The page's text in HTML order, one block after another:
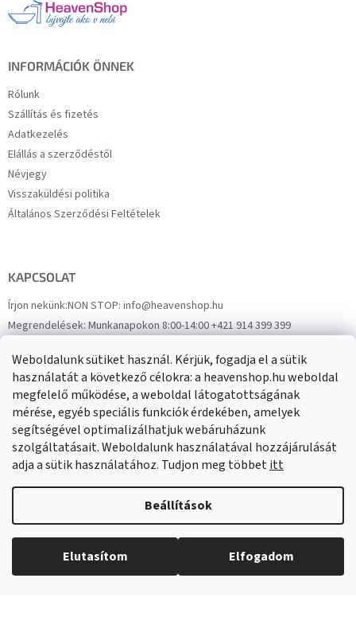
Weboldalunk sütiket használ. Kérjük, fogadja el a sütik
használatát a következő célokra: a heavenshop.hu weboldal
megfelelő működése, a weboldal látogatottságának
mérése, egyéb speciális funkciók érdekében, amelyek
segítségével optimalizálhatjuk webáruházunk
szolgáltatásait. Weboldalunk használatával hozzájárulását
adja a sütik használatához. Tudjon meg többetitt
Beállítások
Elutasítom Elfogadom
INFORMÁCIÓK ÖNNEK
Rólunk
Szállítás és fizetés
Adatkezelés
Elállás a szerződéstől
Névjegy
Visszaküldési politika
Általános Szerződési Feltételek
KAPCSOLAT
Írjon nekünk:NON STOP: info@heavenshop.hu
Megrendelések:Munkanapokon 8:00-14:00 +421 914 399 399
FacebookHeavenShop.sk
Eredményeink